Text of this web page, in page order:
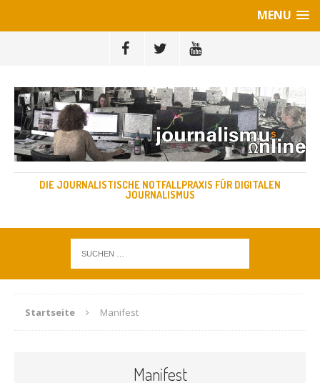
MENU
DIE JOURNALISTISCHE NOTFALLPRAXIS FÜR DIGITALEN
JOURNALISMUS
Startseite Manifest
Manifest